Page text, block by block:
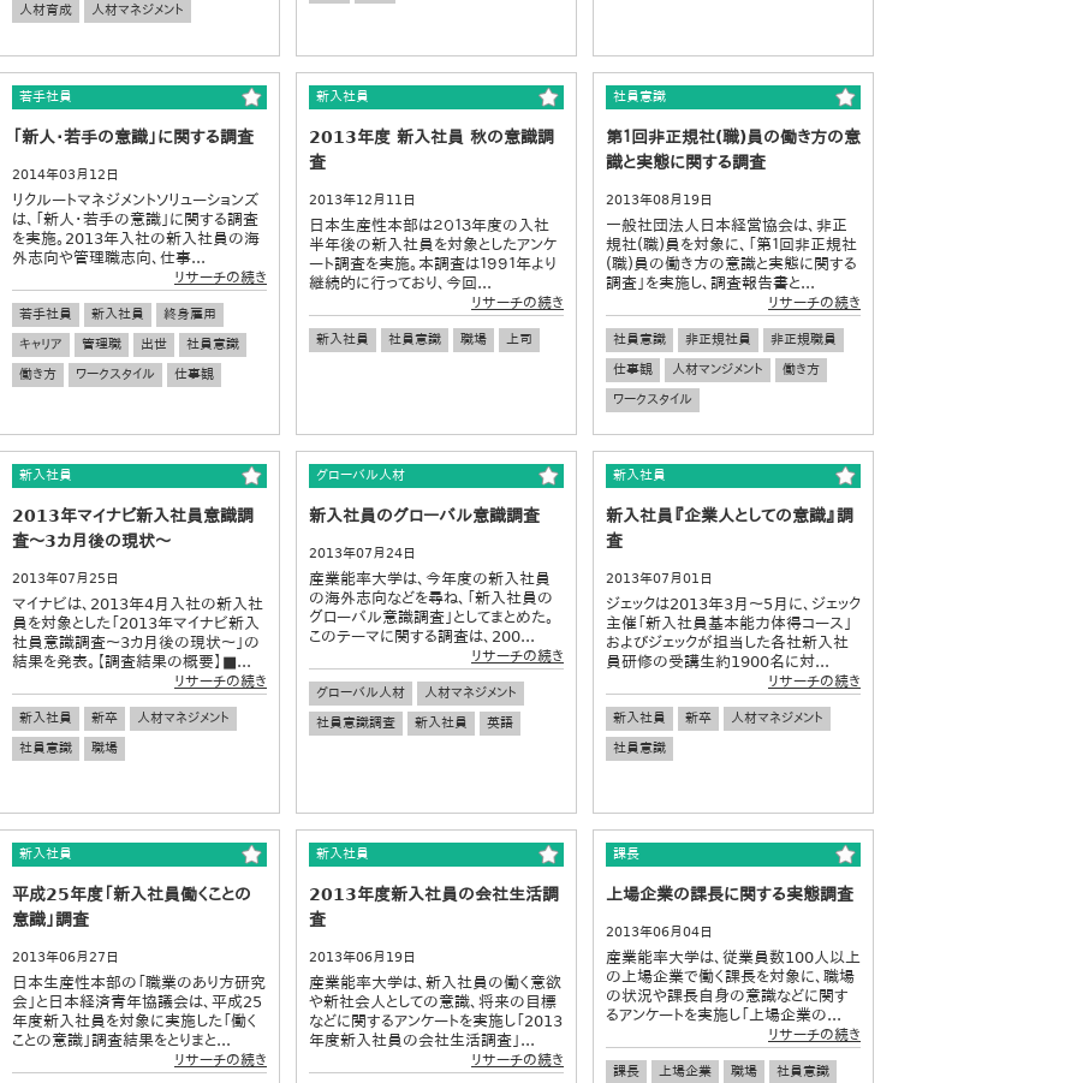
人材育成
人材マネジメント
若手社員
「新人・若手の意識」に関する調査
2014年03月12日
リクルートマネジメントソリューションズ
は、「新人・若手の意識」に関する調査
を実施。2013年入社の新入社員の海
外志向や管理職志向、仕事...
リサーチの続き
若手社員 新入社員
終身雇用
キャリア
管理職 出世
社員意識
働き方
ワークスタイル 仕事観
新入社員
2013年度 新入社員 秋の意識調
査
2013年12月11日
日本生産性本部は２０１３年度の入社
半年後の新入社員を対象としたアンケ
ート調査を実施。本調査は１９９１年より
継続的に行っており、今回...
リサーチの続き
新入社員 社員意識 職場 上司
社員意識
第１回非正規社(職)員の働き方の意
識と実態に関する調査
2013年08月19日
一般社団法人日本経営協会は、非正
規社(職)員を対象に、「第１回非正規社
(職)員の働き方の意識と実態に関する
調査」を実施し、調査報告書と...
リサーチの続き
社員意識 非正規社員
非正規職員
仕事観
人材マンジメント
働き方
ワークスタイル
新入社員
2013年マイナビ新入社員意識調
査～3カ月後の現状～
2013年07月25日
マイナビは、2013年4月入社の新入社
員を対象とした「2013年マイナビ新入
社員意識調査～3カ月後の現状～」の
結果を発表。【調査結果の概要】■...
リサーチの続き
新入社員 新卒
人材マネジメント
社員意識
職場
グローバル人材
新入社員のグローバル意識調査
2013年07月24日
産業能率大学は、今年度の新入社員
の海外志向などを尋ね、「新入社員の
グローバル意識調査」としてまとめた。
このテーマに関する調査は、200...
リサーチの続き
グローバル人材
人材マネジメント
社員意識調査
新入社員 英語
新入社員
新入社員『企業人としての意識』調
査
2013年07月01日
ジェックは2013年3月～5月に、ジェック
主催「新入社員基本能力体得コース」
およびジェックが担当した各社新入社
員研修の受講生約1900名に対...
リサーチの続き
新入社員 新卒
人材マネジメント
社員意識
新入社員
平成25年度「新入社員働くことの
意識」調査
2013年06月27日
日本生産性本部の「職業のあり方研究
会」と日本経済青年協議会は、平成25
年度新入社員を対象に実施した「働く
ことの意識」調査結果をとりまと...
リサーチの続き
新入社員
2013年度新入社員の会社生活調
査
2013年06月19日
産業能率大学は、新入社員の働く意欲
や新社会人としての意識、将来の目標
などに関するアンケートを実施し「2013
年度新入社員の会社生活調査」...
リサーチの続き
課長
上場企業の課長に関する実態調査
2013年06月04日
産業能率大学は、従業員数100人以上
の上場企業で働く課長を対象に、職場
の状況や課長自身の意識などに関す
るアンケートを実施し「上場企業の...
リサーチの続き
課長 上場企業 職場 社員意識